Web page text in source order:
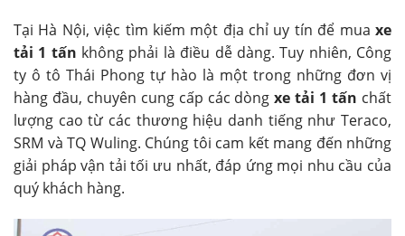
Tại Hà Nội, việc tìm kiếm một địa chỉ uy tín để mua xe
tải 1 tấn không phải là điều dễ dàng. Tuy nhiên, Công
ty ô tô Thái Phong tự hào là một trong những đơn vị
hàng đầu, chuyên cung cấp các dòngxe tải 1 tấn chất
lượng cao từ các thương hiệu danh tiếng như Teraco,
SRM và TQ Wuling. Chúng tôi cam kết mang đến những
giải pháp vận tải tối ưu nhất, đáp ứng mọi nhu cầu của
quý khách hàng.